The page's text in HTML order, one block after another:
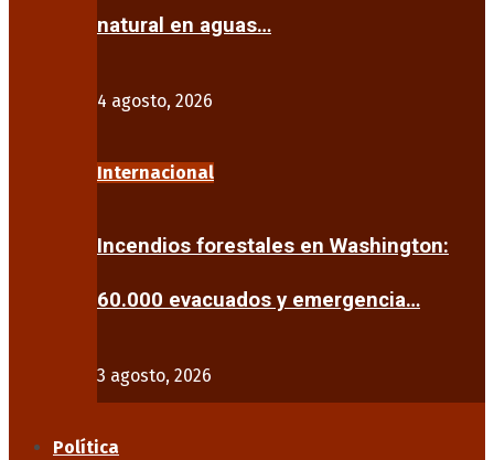
natural en aguas…
4 agosto, 2026
Internacional
Incendios forestales en Washington:
60.000 evacuados y emergencia…
3 agosto, 2026
Política